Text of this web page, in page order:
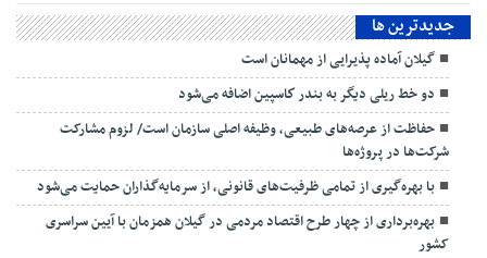
جديدترين ها
گیلان آماده پذیرایی‌ از مهمانان است
دو خط ریلی دیگر به بندر كاسپین اضافه می‌شود
حفاظت از عرصه‌های طبیعی، وظیفه اصلی سازمان است/ لزوم مشارکت
شرکت‌ها در پروژه‌ها
با بهره‌گیری از تمامی ظرفیت‌های قانونی، از سرمایه‌گذاران حمایت می‌شود
بهره‌برداری از چهار طرح اقتصاد مردمی در گیلان همزمان با آیین سراسری
کشور